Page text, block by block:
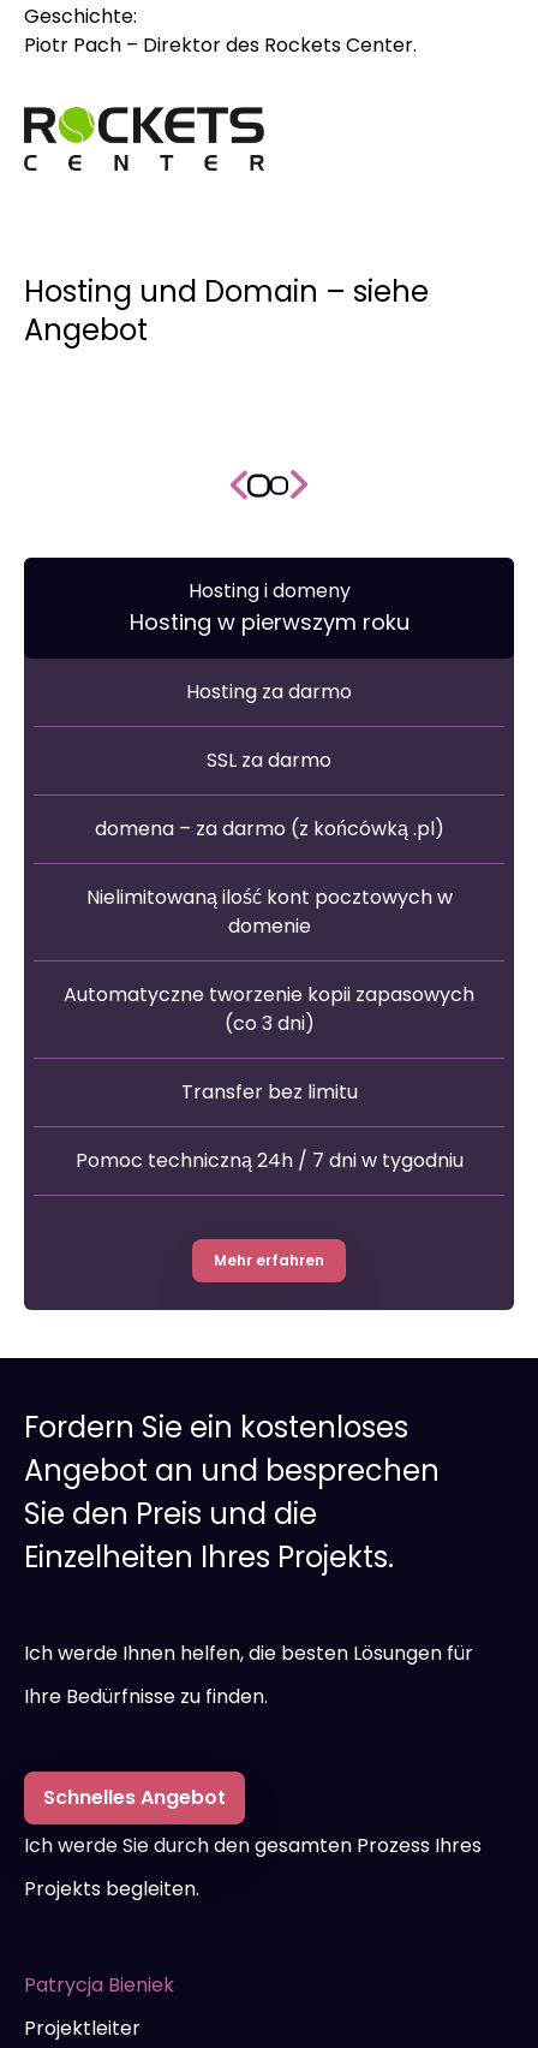
Geschichte:
Piotr Pach – Direktor des Rockets Center.
Hosting und Domain – siehe
Angebot
Hosting i domeny
Hosting w pierwszym roku
Hosting za darmo
SSL za darmo
domena – za darmo (z końcówką .pl)
Nielimitowaną ilość kont pocztowych w
domenie
Automatyczne tworzenie kopii zapasowych
(co 3 dni)
Transfer bez limitu
Pomoc techniczną 24h / 7 dni w tygodniu
Mehr erfahren
Fordern Sie ein kostenloses
Angebot an und besprechen
Sie den Preis und die
Einzelheiten Ihres Projekts.
Ich werde Ihnen helfen, die besten Lösungen für
Ihre Bedürfnisse zu finden.
Schnelles Angebot
Ich werde Sie durch den gesamten Prozess Ihres
Projekts begleiten.
Patrycja Bieniek
Projektleiter